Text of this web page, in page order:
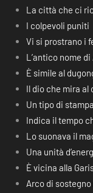
La città che ci
I colpevoli puniti
Vi si prostrano i
L’antico nome
È simile al
Il dio che mira al
Un tipo di
Indica il tempo
Lo suonava il
Una unità
È vicina alla
Arco di